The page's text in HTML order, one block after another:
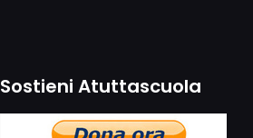
Sostieni Atuttascuola